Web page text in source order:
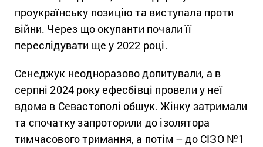
проукраїнську позицію та виступала проти
війни. Через що окупанти почали її
переслідувати ще у 2022 році.
Сенеджук неодноразово допитували, а в
серпні 2024 року ефесбівці провели у неї
вдома в Севастополі обшук. Жінку затримали
та спочатку запроторили до ізолятора
тимчасового тримання, а потім – до СІЗО №1